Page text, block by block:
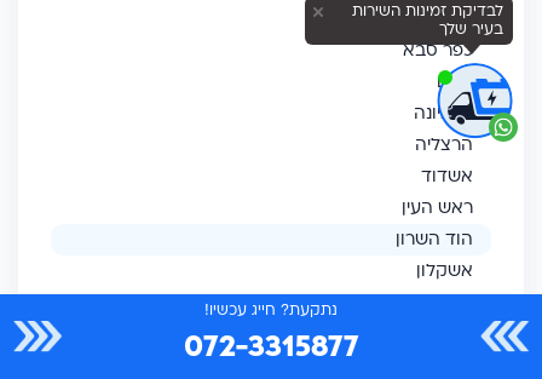
לוד
כפר סבא
דרום
נס ציונה
הרצליה
אשדוד
ראש העין
הוד השרון
אשקלון
מזכרת בתיה
לבדיקת זמינות השירות
בעיר שלך
נתקעת? חייג עכשיו!
072-3315877